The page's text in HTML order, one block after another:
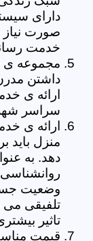
دارای
صورت نیاز
خدمت
مجموعه ی
داشتن
ارائه ی
سراسر
ارائه ی
منزل باید
دهد. به
وضعیت
تلفیقی می
تاثیر
قیمت